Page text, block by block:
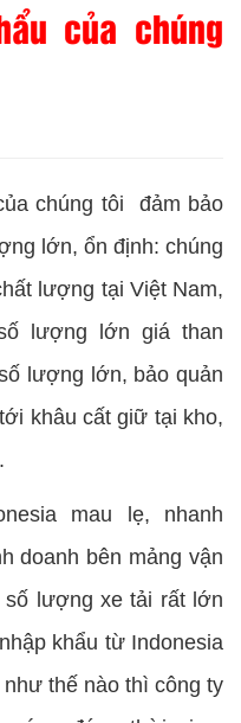
của chúng
chúng tôi đảm bảo
lớn, ổn định: chúng
lượng tại Việt Nam,
lượng lớn giá than
lượng lớn, bảo quản
khâu cất giữ tại kho,
mau lẹ, nhanh
doanh bên mảng vận
số lượng xe tải rất lớn
khẩu từ Indonesia
thế nào thì công ty